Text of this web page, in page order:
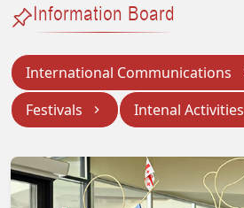
Information Board
International Communications
Festivals
Intenal Activities